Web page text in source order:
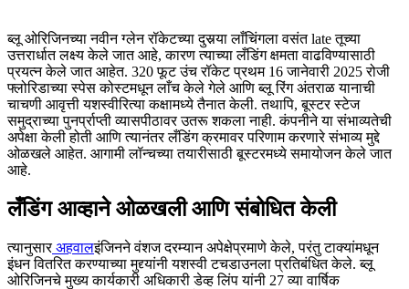
ब्लू ओरिजिनच्या नवीन ग्लेन रॉकेटच्या दुसर्‍या लाँचिंगला वसंत late तूच्या
उत्तरार्धात लक्ष्य केले जात आहे, कारण त्याच्या लँडिंग क्षमता वाढविण्यासाठी
प्रयत्न केले जात आहेत. 320 फूट उंच रॉकेट प्रथम 16 जानेवारी 2025 रोजी
फ्लोरिडाच्या स्पेस कोस्टमधून लाँच केले गेले आणि ब्लू रिंग अंतराळ यानाची
चाचणी आवृत्ती यशस्वीरित्या कक्षामध्ये तैनात केली. तथापि, बूस्टर स्टेज
समुद्राच्या पुनर्प्राप्ती व्यासपीठावर उतरू शकला नाही. कंपनीने या संभाव्यतेची
अपेक्षा केली होती आणि त्यानंतर लँडिंग क्रमावर परिणाम करणारे संभाव्य मुद्दे
ओळखले आहेत. आगामी लॉन्चच्या तयारीसाठी बूस्टरमध्ये समायोजन केले जात
आहे.
लँडिंग आव्हाने ओळखली आणि संबोधित केली
त्यानुसारअहवालइंजिनने वंशज दरम्यान अपेक्षेप्रमाणे केले, परंतु टाक्यांमधून
इंधन वितरित करण्याच्या मुद्द्यांनी यशस्वी टचडाउनला प्रतिबंधित केले. ब्लू
ओरिजिनचे मुख्य कार्यकारी अधिकारी डेव्ह लिंप यांनी 27 व्या वार्षिक